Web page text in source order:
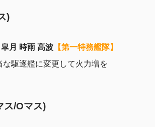
)
月 時雨 高波【第一特務艦隊】
な駆逐艦に変更して火力増を
ス/Oマス)